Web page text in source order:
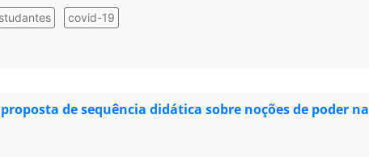
covid-19
de sequência didática sobre noções de poder